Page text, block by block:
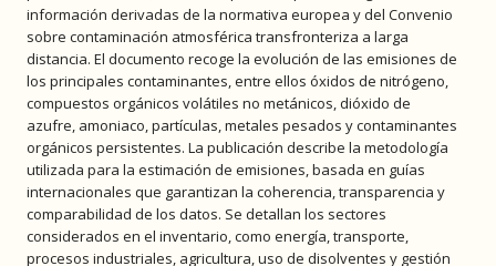
información derivadas de la normativa europea y del Convenio
sobre contaminación atmosférica transfronteriza a larga
distancia. El documento recoge la evolución de las emisiones de
los principales contaminantes, entre ellos óxidos de nitrógeno,
compuestos orgánicos volátiles no metánicos, dióxido de
azufre, amoniaco, partículas, metales pesados y contaminantes
orgánicos persistentes. La publicación describe la metodología
utilizada para la estimación de emisiones, basada en guías
internacionales que garantizan la coherencia, transparencia y
comparabilidad de los datos. Se detallan los sectores
considerados en el inventario, como energía, transporte,
procesos industriales, agricultura, uso de disolventes y gestión